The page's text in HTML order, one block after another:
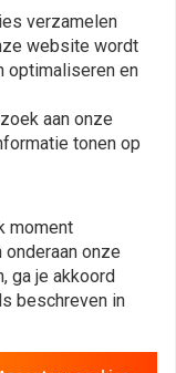
24
verzamelen
website wordt
optimaliseren en
aan onze
tonen op
moment
onze
ga je akkoord
beschreven in